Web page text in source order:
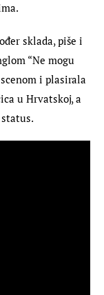
sklada, piše i
“Ne mogu
i plasirala
u Hrvatskoj, a